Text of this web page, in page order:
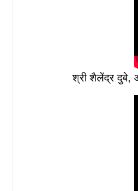
श्री शैलेंद्र दुबे,